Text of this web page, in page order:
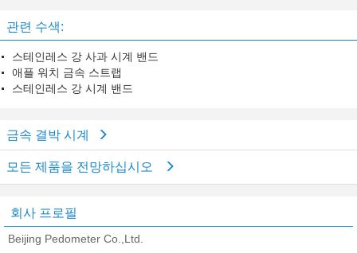
관련 수색:
스테인레스 강 사과 시계 밴드
애플 워치 금속 스트랩
스테인레스 강 시계 밴드
금속 결박 시계
모든 제품을 전망하십시오
회사 프로필
Beijing Pedometer Co.,Ltd.